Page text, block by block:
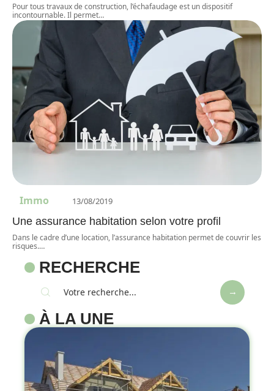
Pour tous travaux de construction, l’échafaudage est un dispositif
incontournable. Il permet…
Immo 13/08/2019
Une assurance habitation selon votre profil
Dans le cadre d’une location, l’assurance habitation permet de couvrir les
risques.…
RECHERCHE
À LA UNE